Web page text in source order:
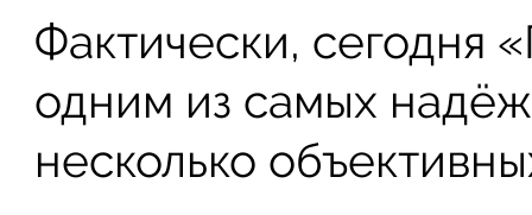
Фактически, сегодня
одним из самых
несколько